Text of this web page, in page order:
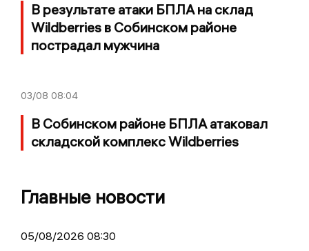
В результате атаки БПЛА на склад
Wildberries в Собинском районе
пострадал мужчина
03/08 08:04
В Собинском районе БПЛА атаковал
складской комплекс Wildberries
Главные новости
05/08/2026 08:30